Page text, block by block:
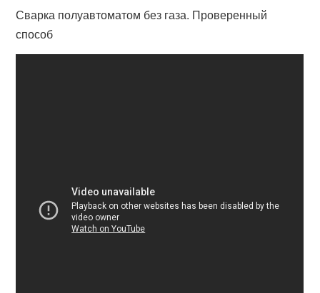
Сварка полуавтоматом без газа. Проверенный
способ